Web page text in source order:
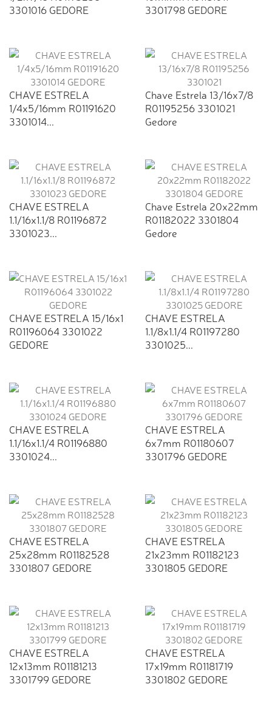
3301016 GEDORE
3301798 GEDORE
CHAVE ESTRELA
1/4x5/16mm R01191620
3301014...
Chave Estrela 13/16x7/8
R01195256 3301021
Gedore
CHAVE ESTRELA
1.1/16x1.1/8 R01196872
3301023...
Chave Estrela 20x22mm
R01182022 3301804
Gedore
CHAVE ESTRELA 15/16x1
R01196064 3301022
GEDORE
CHAVE ESTRELA
1.1/8x1.1/4 R01197280
3301025...
CHAVE ESTRELA
1.1/16x1.1/4 R01196880
3301024...
CHAVE ESTRELA
6x7mm R01180607
3301796 GEDORE
CHAVE ESTRELA
25x28mm R01182528
3301807 GEDORE
CHAVE ESTRELA
21x23mm R01182123
3301805 GEDORE
CHAVE ESTRELA
12x13mm R01181213
3301799 GEDORE
CHAVE ESTRELA
17x19mm R01181719
3301802 GEDORE